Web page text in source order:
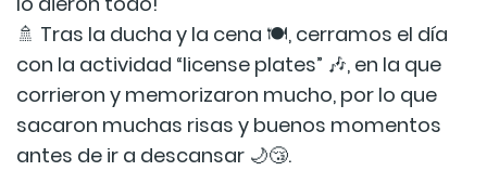
🚿 Tras la ducha y la cena 🍽️, cerramos el día
con la actividad “license plates” 🎶, en la que
corrieron y memorizaron mucho, por lo que
sacaron muchas risas y buenos momentos
antes de ir a descansar 🌙😴.